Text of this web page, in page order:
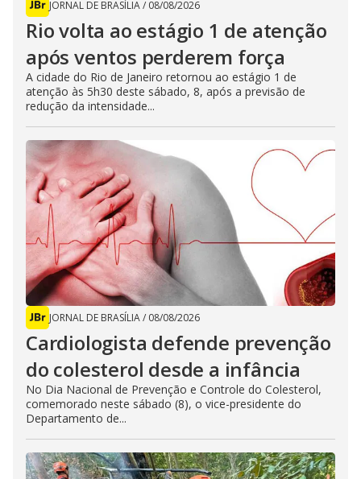
JORNAL DE BRASÍLIA/ 08/08/2026
Rio volta ao estágio 1 de atenção
após ventos perderem força
A cidade do Rio de Janeiro retornou ao estágio 1 de
atenção às 5h30 deste sábado, 8, após a previsão de
redução da intensidade...
JORNAL DE BRASÍLIA/ 08/08/2026
Cardiologista defende prevenção
do colesterol desde a infância
No Dia Nacional de Prevenção e Controle do Colesterol,
comemorado neste sábado (8), o vice-presidente do
Departamento de...